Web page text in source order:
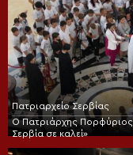
Πατριαρχείο Σερβίας
Ο Πατριάρχης Πορφύριος
Σερβία σε καλεί»